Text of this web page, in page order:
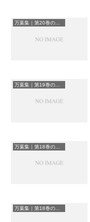
万葉集｜第20巻の和歌一覧
万葉集｜第19巻の和歌一覧
万葉集｜第18巻の和歌一覧
万葉集｜第18巻の和歌一覧